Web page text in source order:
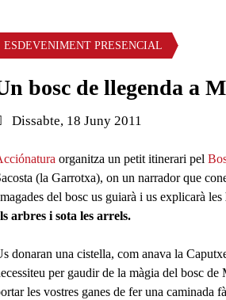
ESDEVENIMENT PRESENCIAL
bosc de llegenda a
de l'esdeveniment:
Dissabte, 18 Juny 2011
organitza un petit itinerari pel
(la Garrotxa), on un narrador que
del bosc us guiarà i us explicarà les
arbres i sota les arrels.
donaran una cistella, com anava la
per gaudir de la màgia del bosc de
les vostres ganes de fer una caminada